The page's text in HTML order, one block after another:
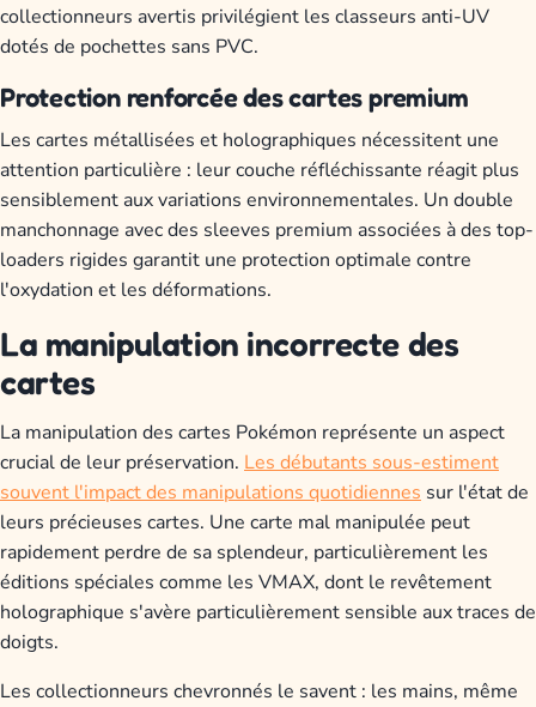
collectionneurs avertis privilégient les classeurs anti-UV
dotés de pochettes sans PVC.
Protection renforcée des cartes premium
Les cartes métallisées et holographiques nécessitent une
attention particulière : leur couche réfléchissante réagit plus
sensiblement aux variations environnementales. Un double
manchonnage avec des sleeves premium associées à des top-
loaders rigides garantit une protection optimale contre
l'oxydation et les déformations.
La manipulation incorrecte des
cartes
La manipulation des cartes Pokémon représente un aspect
crucial de leur préservation. Les débutants sous-estiment
souvent l'impact des manipulations quotidiennes sur l'état de
leurs précieuses cartes. Une carte mal manipulée peut
rapidement perdre de sa splendeur, particulièrement les
éditions spéciales comme les VMAX, dont le revêtement
holographique s'avère particulièrement sensible aux traces de
doigts.
Les collectionneurs chevronnés le savent : les mains, même